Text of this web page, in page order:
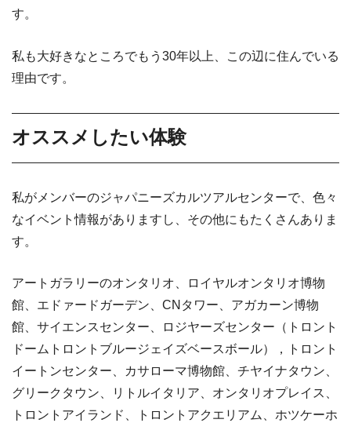
す。
私も大好きなところでもう30年以上、この辺に住んでいる
理由です。
オススメしたい体験
私がメンバーのジャパニーズカルツアルセンターで、色々
なイベント情報がありますし、その他にもたくさんありま
す。
アートガラリーのオンタリオ、ロイヤルオンタリオ博物
館、エドァードガーデン、CNタワー、アガカーン博物
館、サイエンスセンター、ロジヤーズセンター（トロント
ドームトロントブルージェイズベースボール），トロント
イートンセンター、カサローマ博物館、チヤイナタウン、
グリークタウン、リトルイタリア、オンタリオプレイス、
トロントアイランド、トロントアクエリアム、ホツケーホ